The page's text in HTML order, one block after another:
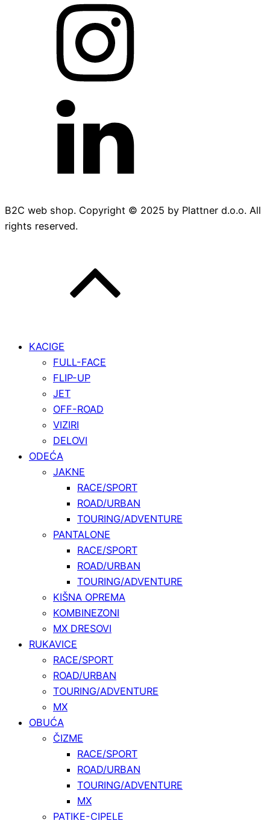
B2C web shop. Copyright © 2025 by Plattner d.o.o. All
rights reserved.
KACIGE
FULL-FACE
FLIP-UP
JET
OFF-ROAD
VIZIRI
DELOVI
ODEĆA
JAKNE
RACE/SPORT
ROAD/URBAN
TOURING/ADVENTURE
PANTALONE
RACE/SPORT
ROAD/URBAN
TOURING/ADVENTURE
KIŠNA OPREMA
KOMBINEZONI
MX DRESOVI
RUKAVICE
RACE/SPORT
ROAD/URBAN
TOURING/ADVENTURE
MX
OBUĆA
ČIZME
RACE/SPORT
ROAD/URBAN
TOURING/ADVENTURE
MX
PATIKE-CIPELE